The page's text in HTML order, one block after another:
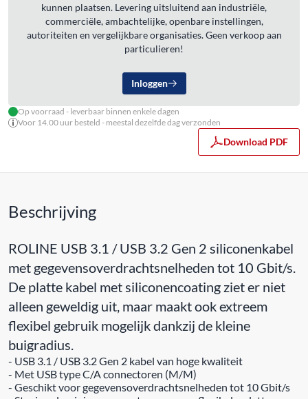
kunnen plaatsen. Levering uitsluitend aan industriële,
commerciële, ambachtelijke, openbare instellingen,
autoriteiten en vergelijkbare organisaties. Geen verkoop aan
particulieren!
Inloggen
Op voorraad - leverbaar binnen enkele dagen
Voor 14.00 uur besteld - meestal dezelfde dag verzonden
Download PDF
Beschrijving
ROLINE USB 3.1 / USB 3.2 Gen 2 siliconenkabel
met gegevensoverdrachtsnelheden tot 10 Gbit/s.
De platte kabel met siliconencoating ziet er niet
alleen geweldig uit, maar maakt ook extreem
flexibel gebruik mogelijk dankzij de kleine
buigradius.
- USB 3.1 / USB 3.2 Gen 2 kabel van hoge kwaliteit
- Met USB type C/A connectoren (M/M)
- Geschikt voor gegevensoverdrachtsnelheden tot 10 Gbit/s